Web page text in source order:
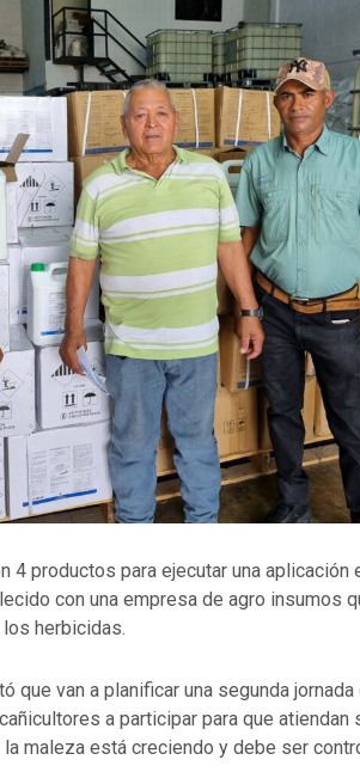
4 productos para ejecutar una aplicación
con una empresa de agro insumos
herbicidas.
que van a planificar una segunda
a participar para que atiendan
maleza está creciendo y debe ser